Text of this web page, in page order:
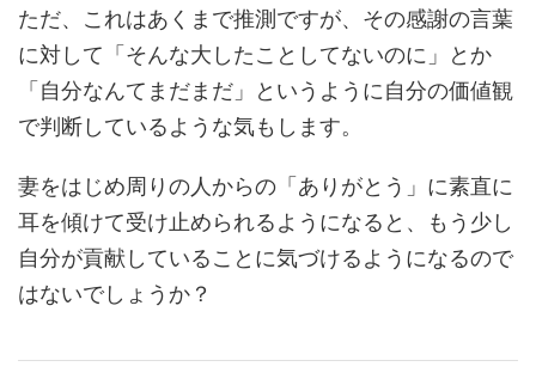
ただ、これはあくまで推測ですが、その感謝の言葉
に対して「そんな大したことしてないのに」とか
「自分なんてまだまだ」というように自分の価値観
で判断しているような気もします。
妻をはじめ周りの人からの「ありがとう」に素直に
耳を傾けて受け止められるようになると、もう少し
自分が貢献していることに気づけるようになるので
はないでしょうか？